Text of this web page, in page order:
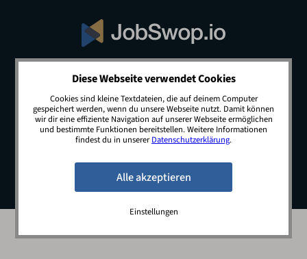
© 2026 JobSwop.io · All rights reserved.
Blog Jobs Newsletter
Kontakt
Preise
Impressum Datenschutz
Diese Webseite verwendet Cookies
Cookies sind kleine Textdateien, die auf deinem Computer
gespeichert werden, wenn du unsere Webseite nutzt. Damit können
wir dir eine effiziente Navigation auf unserer Webseite ermöglichen
und bestimmte Funktionen bereitstellen. Weitere Informationen
findest du in unsererDatenschutzerklärung.
Einstellungen